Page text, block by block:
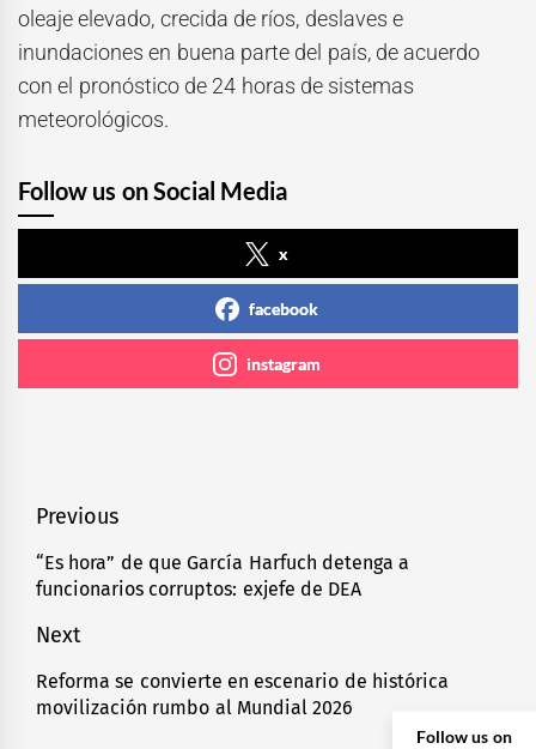
oleaje elevado, crecida de ríos, deslaves e
inundaciones en buena parte del país, de acuerdo
con el pronóstico de 24 horas de sistemas
meteorológicos.
Follow us on Social Media
x
facebook
instagram
Navegación
de
entradas
Previous
Previous
post:
“Es hora” de que García Harfuch detenga a
funcionarios corruptos: exjefe de DEA
Next
Next
post:
Reforma se convierte en escenario de histórica
movilización rumbo al Mundial 2026
Follow us on